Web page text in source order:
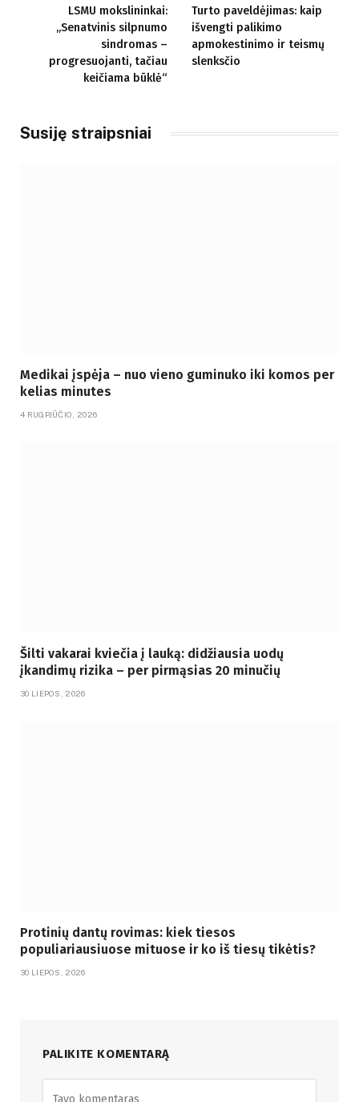
LSMU mokslininkai:
„Senatvinis silpnumo
sindromas –
progresuojanti, tačiau
keičiama būklė“
Turto paveldėjimas: kaip
išvengti palikimo
apmokestinimo ir teismų
slenksčio
Susiję straipsniai
Medikai įspėja – nuo vieno guminuko iki komos per
kelias minutes
4 RUGPJŪČIO, 2026
Šilti vakarai kviečia į lauką: didžiausia uodų
įkandimų rizika – per pirmąsias 20 minučių
30 LIEPOS, 2026
Protinių dantų rovimas: kiek tiesos
populiariausiuose mituose ir ko iš tiesų tikėtis?
30 LIEPOS, 2026
PALIKITE KOMENTARĄ